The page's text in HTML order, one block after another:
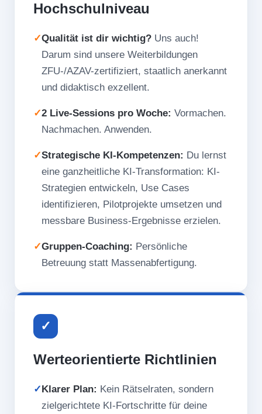
Hochschulniveau
✓Qualität ist dir wichtig? Uns auch!
Darum sind unsere Weiterbildungen
ZFU-/AZAV-zertifiziert, staatlich anerkannt
und didaktisch exzellent.
✓2 Live-Sessions pro Woche: Vormachen.
Nachmachen. Anwenden.
✓Strategische KI-Kompetenzen: Du lernst
eine ganzheitliche KI-Transformation: KI-
Strategien entwickeln, Use Cases
identifizieren, Pilotprojekte umsetzen und
messbare Business-Ergebnisse erzielen.
✓Gruppen-Coaching: Persönliche
Betreuung statt Massenabfertigung.
✓
Werteorientierte Richtlinien
✓ Klarer Plan: Kein Rätselraten, sondern
zielgerichtete KI-Fortschritte für deine